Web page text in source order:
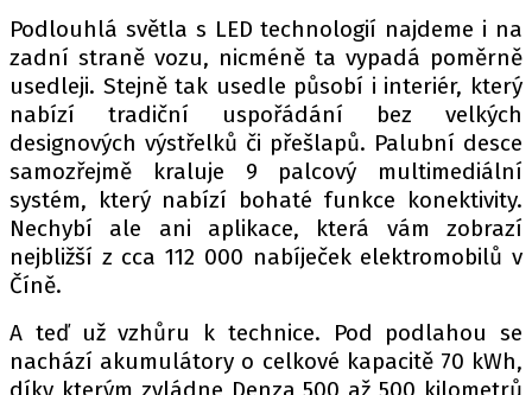
Podlouhlá světla s LED technologií najdeme i na
zadní straně vozu, nicméně ta vypadá poměrně
usedleji. Stejně tak usedle působí i interiér, který
nabízí tradiční uspořádání bez velkých
designových výstřelků či přešlapů. Palubní desce
samozřejmě kraluje 9 palcový multimediální
systém, který nabízí bohaté funkce konektivity.
Nechybí ale ani aplikace, která vám zobrazí
nejbližší z cca 112 000 nabíječek elektromobilů v
Číně.
A teď už vzhůru k technice. Pod podlahou se
nachází akumulátory o celkové kapacitě 70 kWh,